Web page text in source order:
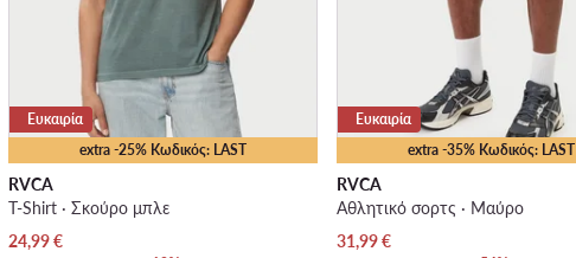
extra -25% Κωδικός: LAST
Ευκαιρία
RVCA
T-Shirt · Σκούρο μπλε
Τρέχουσα τιμή
24,99€
extra -35% Κωδικός: LAST
Ευκαιρία
RVCA
Αθλητικό σορτς · Μαύρο
Τρέχουσα τιμή
31,99€